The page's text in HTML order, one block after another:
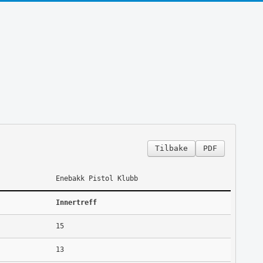
PDF
Tilbake
Enebakk Pistol Klubb
Innertreff
15
13